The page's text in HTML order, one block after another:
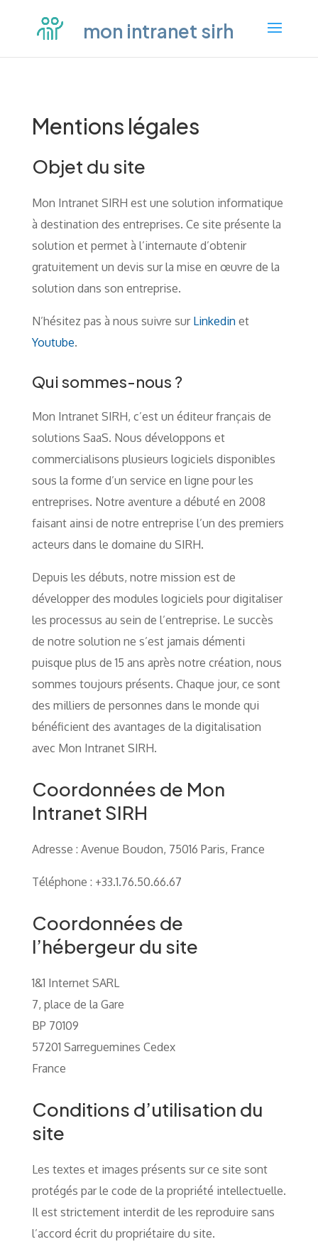
Mentions légales
Objet du site
Mon Intranet SIRH est une solution informatique
à destination des entreprises. Ce site présente la
solution et permet à l’internaute d’obtenir
gratuitement un devis sur la mise en œuvre de la
solution dans son entreprise.
N’hésitez pas à nous suivre sur Linkedin et
Youtube.
Qui sommes-nous ?
Mon Intranet SIRH, c’est un éditeur français de
solutions SaaS. Nous développons et
commercialisons plusieurs logiciels disponibles
sous la forme d’un service en ligne pour les
entreprises. Notre aventure a débuté en 2008
faisant ainsi de notre entreprise l’un des premiers
acteurs dans le domaine du SIRH.
Depuis les débuts, notre mission est de
développer des modules logiciels pour digitaliser
les processus au sein de l’entreprise. Le succès
de notre solution ne s’est jamais démenti
puisque plus de 15 ans après notre création, nous
sommes toujours présents. Chaque jour, ce sont
des milliers de personnes dans le monde qui
bénéficient des avantages de la digitalisation
avec Mon Intranet SIRH.
Coordonnées de Mon
Intranet SIRH
Adresse : Avenue Boudon, 75016 Paris, France
Téléphone : +33.1.76.50.66.67
Coordonnées de
l’hébergeur du site
1&1 Internet SARL
7, place de la Gare
BP 70109
57201 Sarreguemines Cedex
France
Conditions d’utilisation du
site
Les textes et images présents sur ce site sont
protégés par le code de la propriété intellectuelle.
Il est strictement interdit de les reproduire sans
l’accord écrit du propriétaire du site.
mon intranet sirh